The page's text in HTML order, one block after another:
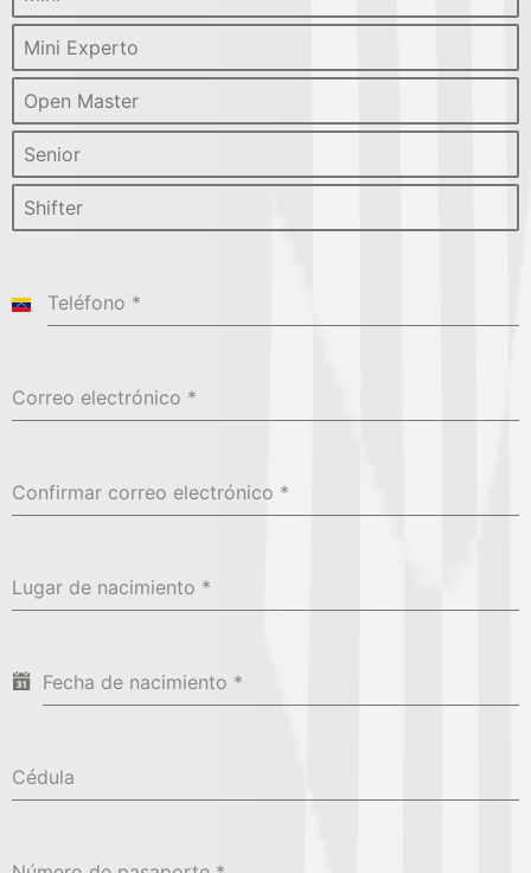
Mini Experto
Open Master
Senior
Shifter
Teléfono *
Venezuela
Correo electrónico *
Confirmar correo electrónico *
Lugar de nacimiento *
Fecha de nacimiento *
Cédula